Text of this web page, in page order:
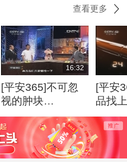
查看更多
16:32
[平安365]不可忽
视的肿块
(20120807)
[平安
品找